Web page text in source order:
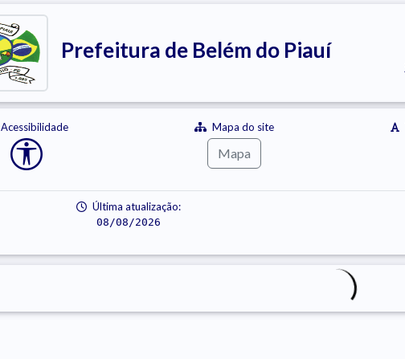
Prefeitura de Belém do Piauí
Acessibilidade Mapa do site
Mapa
Última atualização:
08/08/2026